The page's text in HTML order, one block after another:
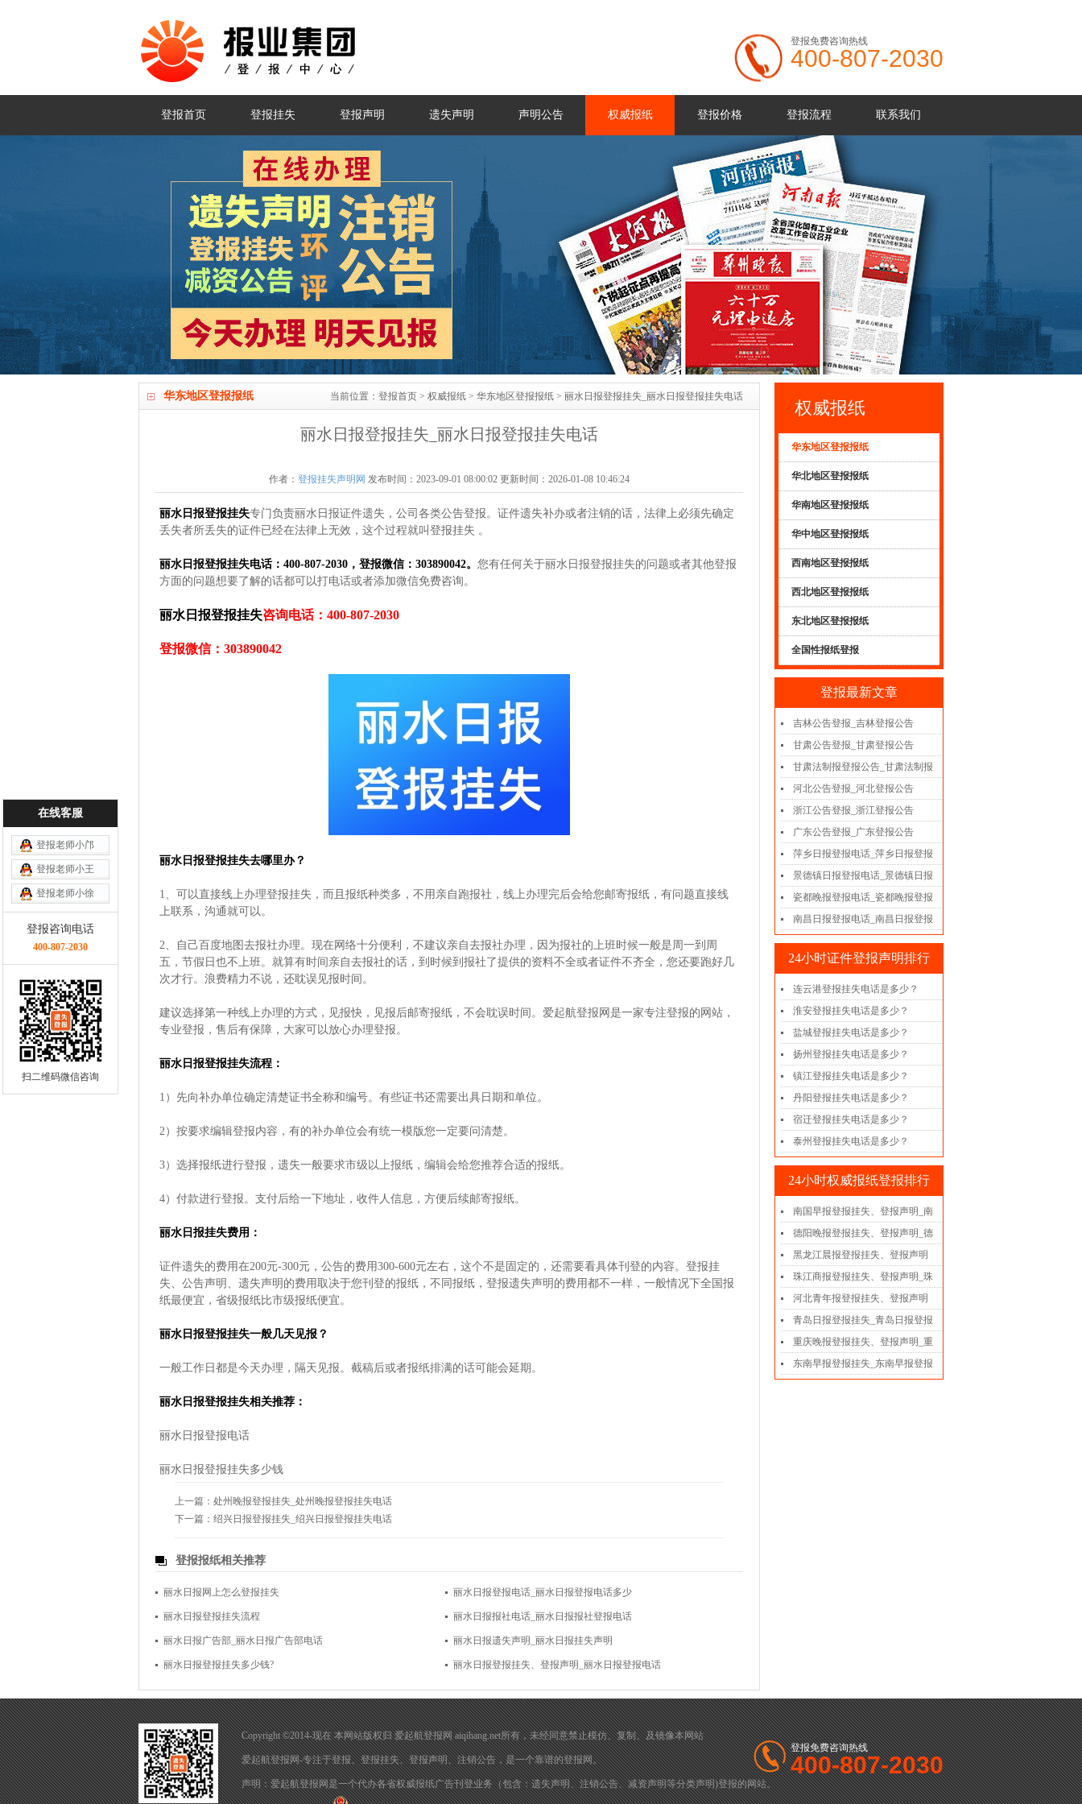
登报免费咨询热线
400-807-2030
登报首页 登报挂失 登报声明 遗失声明 声明公告 权威报纸 登报价格 登报流程 联系我们
华东地区登报报纸 当前位置： 登报首页 > 权威报纸 > 华东地区登报报纸 > 丽水日报登报挂失_丽水日报登报挂失电话
丽水日报登报挂失_丽水日报登报挂失电话
作者： 登报挂失声明网 发布时间：2023-09-01 08:00:02 更新时间：2026-01-08 10:46:24
丽水日报登报挂失专门负责丽水日报证件遗失，公司各类公告登报。证件遗失补办或者注销的话，法律上必须先确定
丢失者所丢失的证件已经在法律上无效，这个过程就叫登报挂失 。
丽水日报登报挂失电话：400-807-2030，登报微信：303890042。 您有任何关于丽水日报登报挂失的问题或者其他登报
方面的问题想要了解的话都可以打电话或者添加微信免费咨询。
丽水日报登报挂失咨询电话：400-807-2030
登报微信：303890042
丽水日报登报挂失去哪里办？
1、可以直接线上办理登报挂失，而且报纸种类多，不用亲自跑报社，线上办理完后会给您邮寄报纸，有问题直接线
上联系，沟通就可以。
2、自己百度地图去报社办理。现在网络十分便利，不建议亲自去报社办理，因为报社的上班时候一般是周一到周
五，节假日也不上班。就算有时间亲自去报社的话，到时候到报社了提供的资料不全或者证件不齐全，您还要跑好几
次才行。浪费精力不说，还耽误见报时间。
建议选择第一种线上办理的方式，见报快，见报后邮寄报纸，不会耽误时间。爱起航登报网是一家专注登报的网站，
专业登报，售后有保障，大家可以放心办理登报。
丽水日报登报挂失流程：
1）先向补办单位确定清楚证书全称和编号。有些证书还需要出具日期和单位。
2）按要求编辑登报内容，有的补办单位会有统一模版您一定要问清楚。
3）选择报纸进行登报，遗失一般要求市级以上报纸，编辑会给您推荐合适的报纸。
4）付款进行登报。支付后给一下地址，收件人信息，方便后续邮寄报纸。
丽水日报挂失费用：
证件遗失的费用在200元-300元，公告的费用300-600元左右，这个不是固定的，还需要看具体刊登的内容。登报挂
失、公告声明、遗失声明的费用取决于您刊登的报纸，不同报纸，登报遗失声明的费用都不一样，一般情况下全国报
纸最便宜，省级报纸比市级报纸便宜。
丽水日报登报挂失一般几天见报？
一般工作日都是今天办理，隔天见报。截稿后或者报纸排满的话可能会延期。
丽水日报登报挂失相关推荐：
丽水日报登报电话
丽水日报登报挂失多少钱
上一篇： 处州晚报登报挂失_处州晚报登报挂失电话
下一篇： 绍兴日报登报挂失_绍兴日报登报挂失电话
登报报纸相关推荐
丽水日报网上怎么登报挂失 丽水日报登报电话_丽水日报登报电话多少
丽水日报登报挂失流程 丽水日报报社电话_丽水日报报社登报电话
丽水日报广告部_丽水日报广告部电话 丽水日报遗失声明_丽水日报挂失声明
丽水日报登报挂失多少钱? 丽水日报登报挂失、登报声明_丽水日报登报电话
权威报纸
华东地区登报报纸
华北地区登报报纸
华南地区登报报纸
华中地区登报报纸
西南地区登报报纸
西北地区登报报纸
东北地区登报报纸
全国性报纸登报
登报最新文章
吉林公告登报_吉林登报公告
甘肃公告登报_甘肃登报公告
甘肃法制报登报公告_甘肃法制报
河北公告登报_河北登报公告
浙江公告登报_浙江登报公告
广东公告登报_广东登报公告
萍乡日报登报电话_萍乡日报登报
景德镇日报登报电话_景德镇日报
瓷都晚报登报电话_瓷都晚报登报
南昌日报登报电话_南昌日报登报
24小时证件登报声明排行
连云港登报挂失电话是多少？
淮安登报挂失电话是多少？
盐城登报挂失电话是多少？
扬州登报挂失电话是多少？
镇江登报挂失电话是多少？
丹阳登报挂失电话是多少？
宿迁登报挂失电话是多少？
泰州登报挂失电话是多少？
24小时权威报纸登报排行
南国早报登报挂失、登报声明_南
德阳晚报登报挂失、登报声明_德
黑龙江晨报登报挂失、登报声明
珠江商报登报挂失、登报声明_珠
河北青年报登报挂失、登报声明
青岛日报登报挂失_青岛日报登报
重庆晚报登报挂失、登报声明_重
东南早报登报挂失_东南早报登报
Copyright ©2014-现在 本网站版权归 爱起航登报网 aiqihang.net所有，未经同意禁止模仿、复制、及镜像本网站
爱起航登报网-专注于登报、登报挂失、登报声明、注销公告，是一个靠谱的登报网。
声明：爱起航登报网是一个代办各省权威报纸广告刊登业务（包含：遗失声明、注销公告、减资声明等分类声明)登报的网站。
登报免费咨询热线
400-807-2030
在线客服
登报老师小邝
登报老师小王
登报老师小徐
登报咨询电话
400-807-2030
扫二维码微信咨询